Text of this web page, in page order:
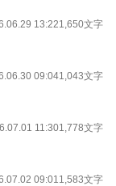
13:221,650文字
09:041,043文字
11:301,778文字
09:011,583文字